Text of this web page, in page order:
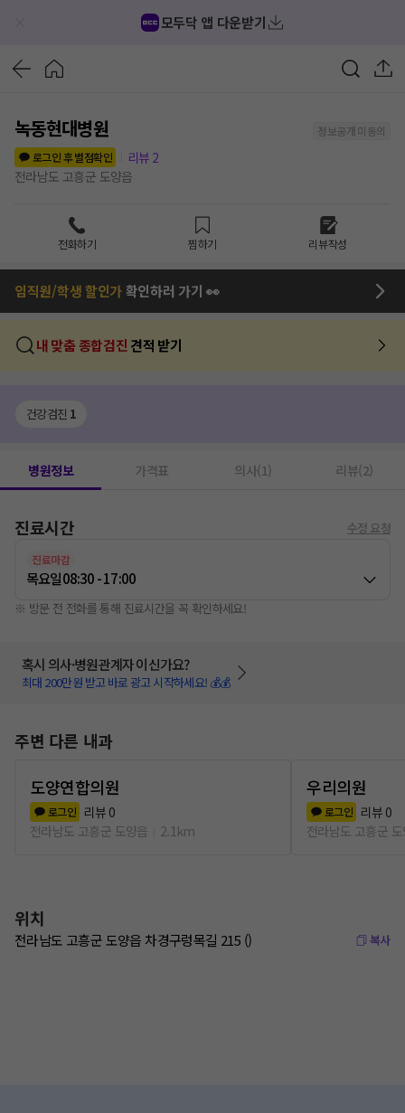
모두닥 앱 다운받기
녹동현대병원
정보공개 미동의
로그인 후 별점확인
리뷰 2
전라남도 고흥군 도양읍
전화하기 찜하기 리뷰작성
임직원/학생 할인가확인하러 가기 👀
내 맞춤 종합검진 견적 받기
건강검진 1
병원정보 가격표 의사(1) 리뷰(2)
진료시간 수정 요청
진료마감
목요일08:30 - 17:00
※ 방문 전 전화를 통해 진료시간을 꼭 확인하세요!
혹시 의사·병원관계자 이신가요?
최대 200만원 받고 바로 광고 시작하세요! 💰💰
주변 다른 내과
도양연합의원
로그인 리뷰 0
전라남도 고흥군 도양읍
2.1km
우리의원
로그인 리뷰 0
전라남도 고흥군
위치
전라남도 고흥군 도양읍 차경구렁목길 215 () 복사